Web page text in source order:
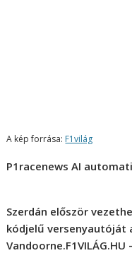
A kép forrása: F1világ
P1racenews AI
Szerdán először
kódjelű versenyautóját
Vandoorne.F1VILÁG.HU